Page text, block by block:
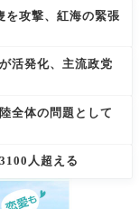
を攻撃、紅海の緊張
活発化、主流政党
全体の問題として
人超える